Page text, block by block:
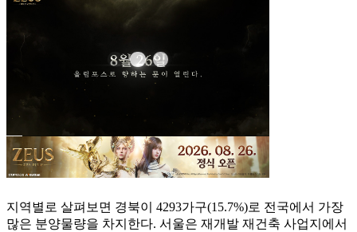
지역별로 살펴보면 경북이 4293가구(15.7%)로 전국에서 가장
많은 분양물량을 차지한다. 서울은 재개발 재건축 사업지에서